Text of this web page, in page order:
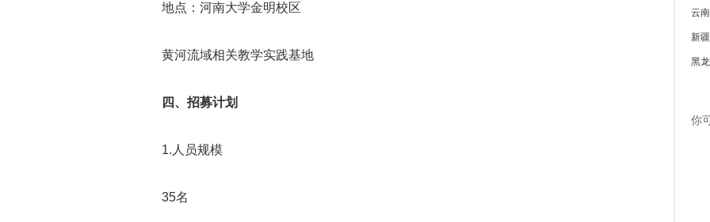
地点：河南大学金明校区
黄河流域相关教学实践基地
四、招募计划
1.人员规模
35名
云南
新疆
黑
你